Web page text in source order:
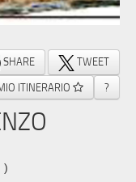
SHARE
TWEET
ITINERARIO
?
)